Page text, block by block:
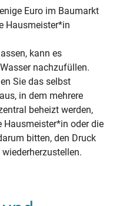
Euro im Baumarkt
Hausmeister*in
kann es
nachzufüllen.
Sie das selbst
in dem mehrere
beheizt werden,
oder die
bitten, den Druck